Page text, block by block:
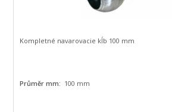
Kompletné navarovacie kĺb 100 mm
Průměr mm: 100 mm